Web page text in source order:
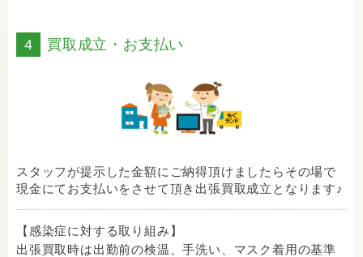
4 買取成立・お支払い
スタッフが提示した金額にご納得頂けましたらその場で
現金にてお支払いをさせて頂き出張買取成立となります♪
【感染症に対する取り組み】
出張買取時は出勤前の検温、手洗い、マスク着用の基準